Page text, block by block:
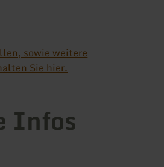
sowie weitere
Sie hier.
Infos